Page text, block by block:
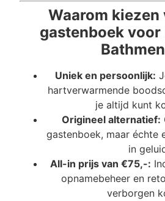
Waarom kiezen
gastenboek
Uniek en persoonlijk:
hartverwarmende
je altijd kunt
Origineel alternatief:
gastenboek, maar échte
in
All-in prijs van €75,-:
opnamebeheer en
verborgen